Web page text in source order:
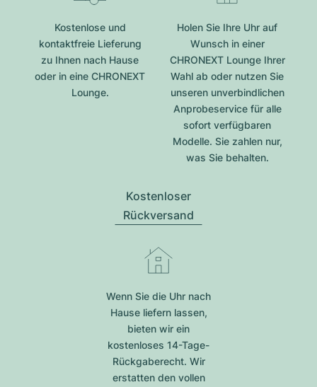
Kostenlose und
kontaktfreie Lieferung
zu Ihnen nach Hause
oder in eine CHRONEXT
Lounge.
Holen Sie Ihre Uhr auf
Wunsch in einer
CHRONEXT Lounge Ihrer
Wahl ab oder nutzen Sie
unseren unverbindlichen
Anprobeservice für alle
sofort verfügbaren
Modelle. Sie zahlen nur,
was Sie behalten.
Kostenloser
Rückversand
Wenn Sie die Uhr nach
Hause liefern lassen,
bieten wir ein
kostenloses 14-Tage-
Rückgaberecht. Wir
erstatten den vollen